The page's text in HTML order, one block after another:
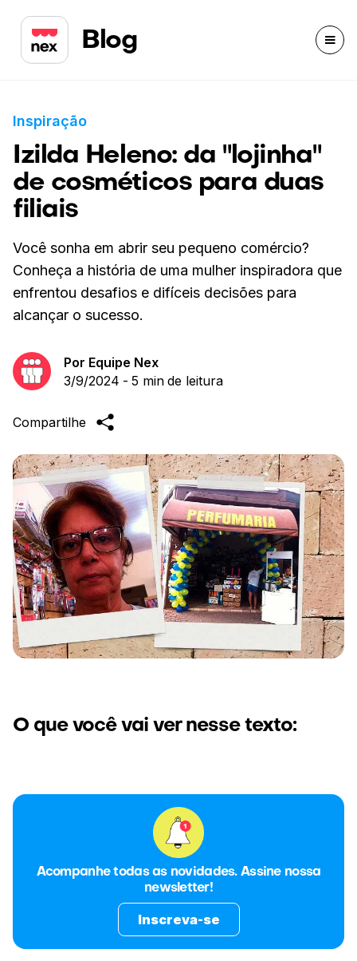
Blog
Inspiração
Izilda Heleno: da "lojinha"
de cosméticos para duas
filiais
Você sonha em abrir seu pequeno comércio?
Conheça a história de uma mulher inspiradora que
enfrentou desafios e difíceis decisões para
alcançar o sucesso.
Por Equipe Nex
3/9/2024 - 5 min de leitura
Compartilhe
Acompanhe todas as novidades. Assine nossa
newsletter!
Inscreva-se
O que você vai ver nesse texto: